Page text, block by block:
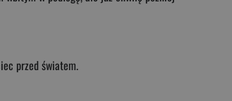
przed światem.